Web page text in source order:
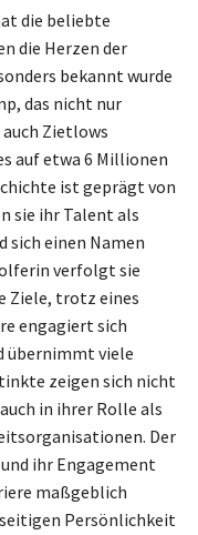
die beliebte
die Herzen der
bekannt wurde
das nicht nur
Zietlows
auf etwa 6 Millionen
ist geprägt von
sie ihr Talent als
sich einen Namen
verfolgt sie
Ziele, trotz eines
engagiert sich
übernimmt viele
zeigen sich nicht
in ihrer Rolle als
Der
ihr Engagement
maßgeblich
Persönlichkeit